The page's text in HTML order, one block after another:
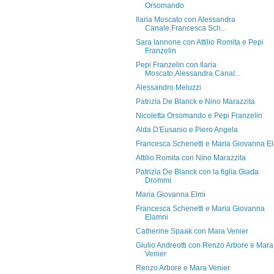
Orsomando
Ilaria Moscato con Alessandra
Canale,Francesca Sch...
Sara Iannone con Attilio Romita e Pepi
Franzelin
Pepi Franzelin con Ilaria
Moscato,Alessandra Canal...
Alessandro Meluzzi
Patrizia De Blanck e Nino Marazzita
Nicoletta Orsomando e Pepi Franzelin
Alda D'Eusanio e Piero Angela
Francesca Schenetti e Maria Giovanna
Attilio Romita con Nino Marazzita
Patrizia De Blanck con la figlia Giada
Drommi
Maria Giovanna Elmi
Francesca Schenetti e Maria Giovanna
Elamni
Catherine Spaak con Mara Venier
Giulio Andreotti con Renzo Arbore e Mara
Venier
Renzo Arbore e Mara Venier